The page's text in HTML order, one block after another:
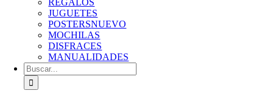
REGALOS
JUGUETES
POSTERSNUEVO
MOCHILAS
DISFRACES
MANUALIDADES
Buscar: